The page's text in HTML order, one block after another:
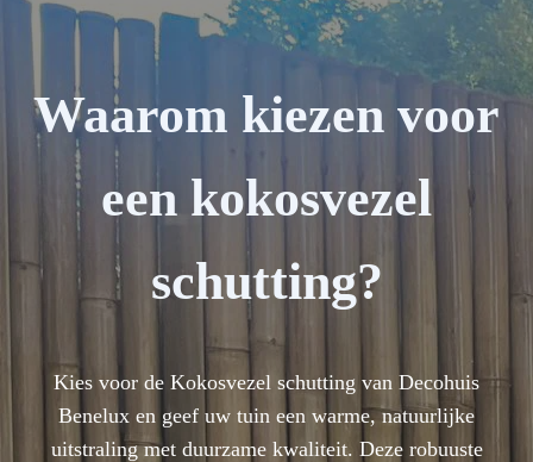
Waarom kiezen voor
een kokosvezel
schutting?
Kies voor de Kokosvezel schutting van Decohuis
Benelux en geef uw tuin een warme, natuurlijke
uitstraling met duurzame kwaliteit. Deze robuuste